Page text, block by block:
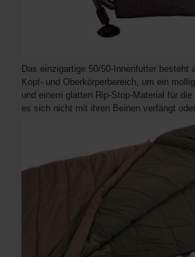
Das einzigartige 50/50-Innenfutter besteht
Kopf- und Oberkörperbereich, um ein
und einem glatten Rip-Stop-Material für
es sich nicht mit ihren Beinen verfängt